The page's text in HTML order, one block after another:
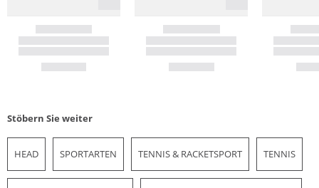
Stöbern Sie weiter
HEAD SPORTARTEN TENNIS & RACKETSPORT TENNIS